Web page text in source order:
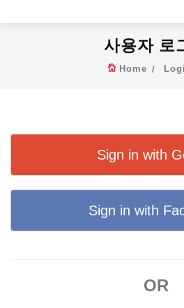
사용자 로
Home
Sign in with
Sign in with
OR